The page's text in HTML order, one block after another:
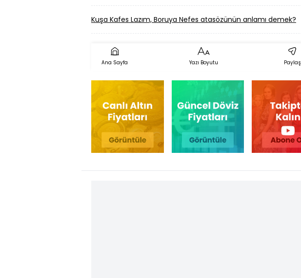
Kuşa Kafes Lazım, Boruya Nefes atasözünün anlamı demek?
Ana Sayfa Yazı Boyutu Paylaş